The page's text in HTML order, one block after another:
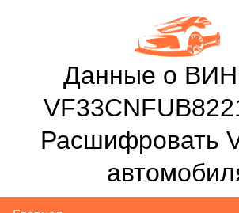
Данные о
Расшифровать